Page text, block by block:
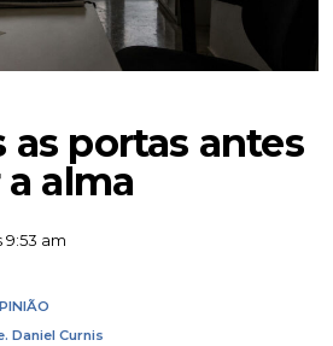
as portas antes
alma
9:53 am
Daniel Curnis